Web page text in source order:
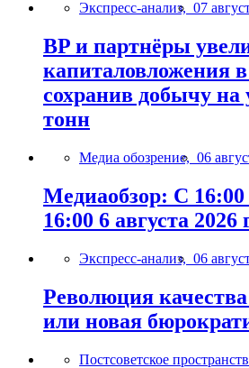
Экспресс-анализ, 07
BP и партнёры
капиталовложения
сохранив добычу на
тонн
Медиа обозрение, 06
Медиаобзор: С 16:00
16:00 6 августа 2026
Экспресс-анализ, 06
Революция
или новая
Постсоветское